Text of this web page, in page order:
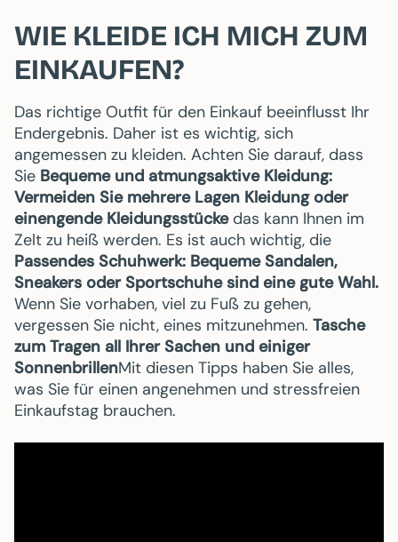
WIE KLEIDE ICH MICH ZUM
EINKAUFEN?
Das richtige Outfit für den Einkauf beeinflusst Ihr
Endergebnis. Daher ist es wichtig, sich
angemessen zu kleiden. Achten Sie darauf, dass
Sie Bequeme und atmungsaktive Kleidung:
Vermeiden Sie mehrere Lagen Kleidung oder
einengende Kleidungsstückedas kann Ihnen im
Zelt zu heiß werden. Es ist auch wichtig, die
Passendes Schuhwerk: Bequeme Sandalen,
Sneakers oder Sportschuhe sind eine gute Wahl.
Wenn Sie vorhaben, viel zu Fuß zu gehen,
vergessen Sie nicht, eines mitzunehmen. Tasche
zum Tragen all Ihrer Sachen und einiger
SonnenbrillenMit diesen Tipps haben Sie alles,
was Sie für einen angenehmen und stressfreien
Einkaufstag brauchen.